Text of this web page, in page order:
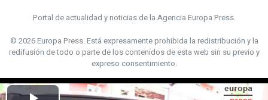
Portal de actualidad y noticias de la Agencia Europa Press.
© 2026 Europa Press.Está expresamente prohibida la redistribución y la
redifusión de todo o parte de los contenidos de esta web sin su previo y
expreso consentimiento.